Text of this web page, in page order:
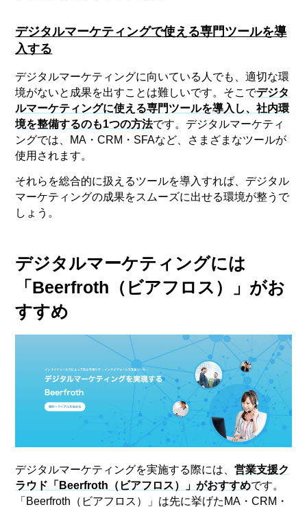
デジタルマーケティングで使える専門ツールを導
入する
デジタルマーケティングに向いている人でも、適切な環
境がないと成果を出すことは難しいです。そこでデジタ
ルマーケティングに使える専門ツールを導入し、社内環
境を整備するのも1つの方法です。デジタルマーケティ
ングでは、MA・CRM・SFAなど、さまざまなツールが
使用されます。
それらを総合的に扱えるツールを導入すれば、デジタル
マーケティングの成果をスムーズに出せる環境が整うで
しょう。
デジタルマーケティングには
「Beerfroth（ビアフロス）」がお
すすめ
デジタルマーケティングを実施する際には、営業支援ク
ラウド「Beerfroth（ビアフロス）」がおすすめです。
「Beerfroth（ビアフロス）」は先に挙げたMA・CRM・